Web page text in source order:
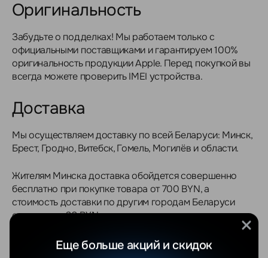
Оригинальность
Забудьте о подделках! Мы работаем только с
официальными поставщиками и гарантируем 100%
оригинальность продукции Apple. Перед покупкой вы
всегда можете проверить IMEI устройства.
Доставка
Мы осуществляем доставку по всей Беларуси: Минск,
Брест, Гродно, Витебск, Гомель, Могилёв и области.
Жителям Минска доставка обойдется совершенно
бесплатно при покупке товара от 700 BYN, а
стоимость доставки по другим городам Беларуси
составит от 20 BYN
ОплатаЕще больше акций и скидок